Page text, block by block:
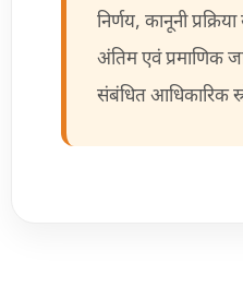
निर्णय, कानूनी
अंतिम एवं प्रमाणिक
संबंधित आधिकारिक